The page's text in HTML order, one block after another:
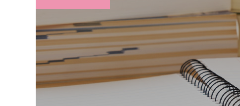
不妊専門相談センター
メール相談